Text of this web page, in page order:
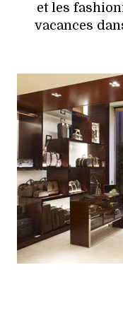
et les
vacances